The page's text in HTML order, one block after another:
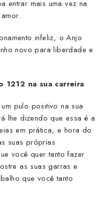
entrar mais uma vez na
infeliz, o Anjo
novo para liberdade e
1212 na sua carreira
pulo positivo na sua
lhe dizendo que essa é a
em prática, e hora do
suas próprias
você quer tanto fazer
as suas garras e
que você tanto